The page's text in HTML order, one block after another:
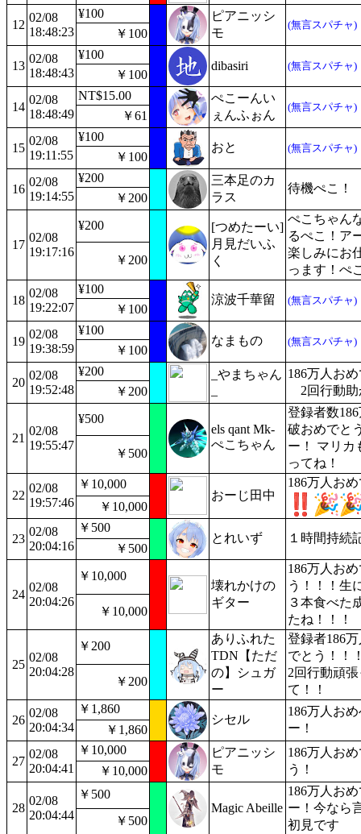
12
02/08
18:48:23
¥100
ピアニッシ
モ
(無言スパチャ)
￥100
13
02/08
18:48:43
¥100
dibasiri
(無言スパチャ)
￥100
14
02/08
18:48:49
NT$15.00
ぺこーんい
ぇんふぉん
(無言スパチャ)
￥61
15
02/08
19:11:55
¥100
おと (無言スパチャ)
￥100
16
02/08
19:14:55
¥200
三本足のカ
ラス
待機ぺこ！
￥200
17
02/08
19:17:16
¥200
[つめたーい]
月見だいふ
く
ぺこちゃん
るぺこ！ア
楽しみにお
っます！ぺ
￥200
18
02/08
19:22:07
¥100
涼波千華留 (無言スパチャ)
￥100
19
02/08
19:38:59
¥100
なまもの (無言スパチャ)
￥100
20
02/08
19:52:48
¥200
_やまちゃん 186万人お
2回行動助
￥200
21
02/08
19:55:47
¥500
els qant Mk-
ぺこちゃん
登録者数
破おめでと
ー！ マリカ
ってね！
￥500
22
02/08
19:57:46
￥10,000
おーじ田中
186万人お
￥10,000
23
02/08
20:04:16
￥500
とれいず １時間持続
￥500
24
02/08
20:04:26
￥10,000
壊れかけの
ギター
186万人お
う！！！生
３本食べた
たね！！！
￥10,000
25
02/08
20:04:28
￥200
ありふれた
TDN【ただ
の】シュガ
ー
登録者186
でとう！！
2回行動頑張
て！！
￥200
26
02/08
20:04:34
￥1,860
シセル
186万人お
ー！
￥1,860
27
02/08
20:04:41
￥10,000
ピアニッシ
モ
186万人お
う！
￥10,000
28
02/08
20:04:44
￥500
Magic Abeille
186万人お
ー！今なら
初見です
￥500